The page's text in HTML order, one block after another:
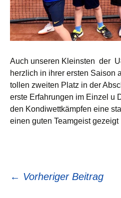
Auch unseren Kleinsten der
herzlich in ihrer ersten Saison
tollen zweiten Platz in der
erste Erfahrungen im Einzel u
den Kondiwettkämpfen eine
einen guten Teamgeist gezeigt
← Vorheriger Beitrag